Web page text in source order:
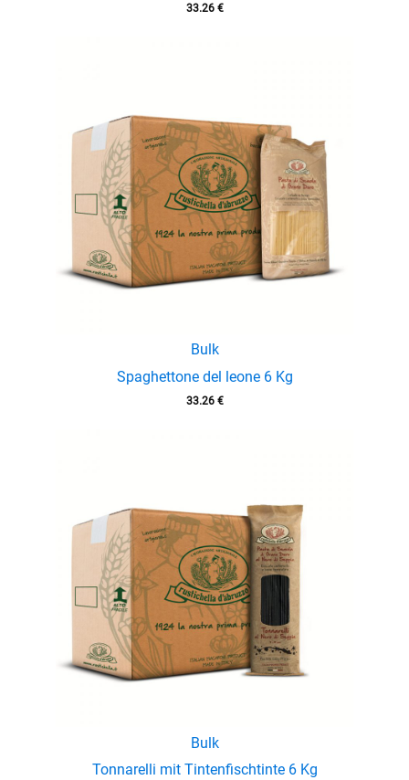
33.26 €
Bulk
Spaghettone del leone 6 Kg
33.26 €
Bulk
Tonnarelli mit Tintenfischtinte 6 Kg